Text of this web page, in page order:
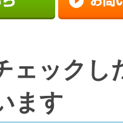
ェックし
ます